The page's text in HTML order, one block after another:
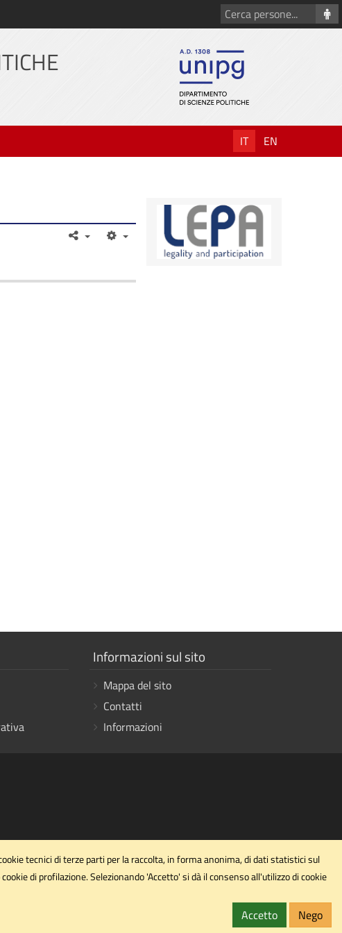
Cerca
persone
IT EN
Mostra
link
Informazioni sul sito
Mappa del sito
Contatti
Informazioni
tecnici di terze parti per la raccolta, in forma anonima, di dati statistici sul
di profilazione. Selezionando 'Accetto' si dà il consenso all'utilizzo di cookie
Accetto Nego